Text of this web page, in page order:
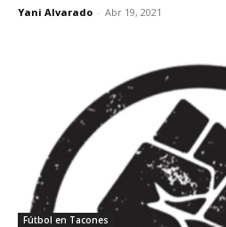
Yani Alvarado - Abr 19, 2021
Fútbol en Tacones